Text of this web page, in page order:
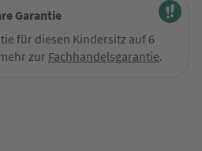
Garantie
für diesen Kindersitz auf 6
zur Fachhandelsgarantie.